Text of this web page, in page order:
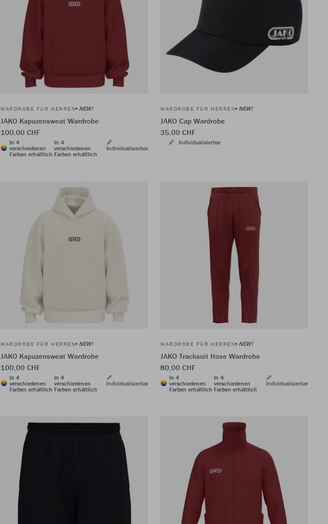
WARDROBE FÜR HERREN NEW!
JAKO Kapuzensweat Wardrobe
100,00 CHF
In 4
verschiedenen
Farben erhältlich
In 4
verschiedenen
Farben erhältlich
Individualisierbar
WARDROBE FÜR HERREN NEW!
JAKO Cap Wardrobe
35,00 CHF
Individualisierbar
WARDROBE FÜR HERREN NEW!
JAKO Kapuzensweat Wardrobe
100,00 CHF
In 4
verschiedenen
Farben erhältlich
In 4
verschiedenen
Farben erhältlich
Individualisierbar
WARDROBE FÜR HERREN NEW!
JAKO Tracksuit Hose Wardrobe
80,00 CHF
In 4
verschiedenen
Farben erhältlich
In 4
verschiedenen
Farben erhältlich
Individualisierbar